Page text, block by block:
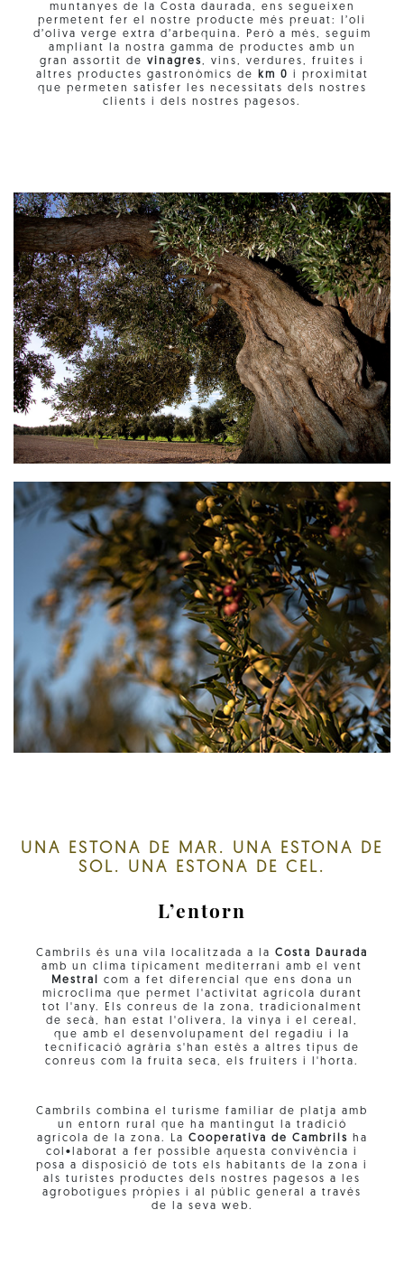
muntanyes de la Costa daurada, ens segueixen
permetent fer el nostre producte més preuat: l’oli
d’oliva verge extra d’arbequina. Però a més, seguim
ampliant la nostra gamma de productes amb un
gran assortit de vinagres, vins, verdures, fruites i
altres productes gastronòmics de
km 0 i proximitat
que permeten satisfer les necessitats dels nostres
clients i dels nostres pagesos.
UNA ESTONA DE MAR. UNA ESTONA DE
SOL. UNA ESTONA DE CEL.
L’entorn
Cambrils és una vila localitzada a la Costa Daurada
amb un clima típicament mediterrani amb el vent
Mestral
com a fet diferencial que ens dona un
microclima que permet l'activitat agrícola durant
tot l'any. Els conreus de la zona, tradicionalment
de secà, han estat l'olivera, la vinya i el cereal,
que amb el desenvolupament del regadiu i la
tecnificació agrària s'han estès a altres tipus de
conreus com la fruita seca, els fruiters i l'horta.
Cambrils combina el turisme familiar de platja amb
un entorn rural que ha mantingut la tradició
agrícola de la zona. La Cooperativa de Cambrils
ha
col•laborat a fer possible aquesta convivència i
posa a disposició de tots els habitants de la zona i
als turistes productes dels nostres pagesos a les
agrobotigues pròpies i al públic general a través
de la seva web.